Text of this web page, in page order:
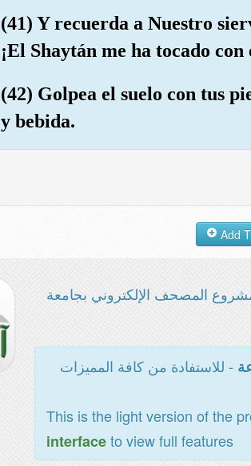
(41) Y recuerda a Nuestro
¡El Shaytán me ha tocado
(42) Golpea el suelo con tus
y bebida.
المصحف الإلكتروني بجامعة
- للاستفادة من كافة المميزات
This is the light version of the
interfaceto view full features